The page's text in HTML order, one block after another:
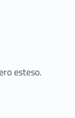
esteso.